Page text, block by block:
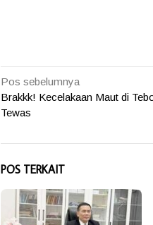
Navigasi
pos
Pos sebelumnya
Brakkk! Kecelakaan Maut di
Tewas
POS TERKAIT